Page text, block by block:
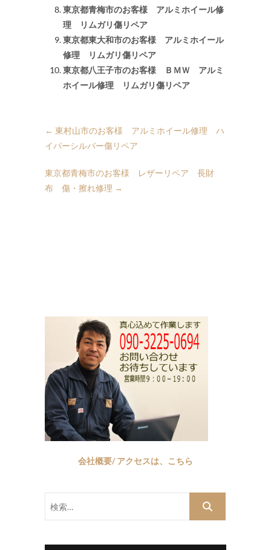
東京都青梅市のお客様 アルミホイール修
理 リムガリ傷リペア
東京都東大和市のお客様 アルミホイール
修理 リムガリ傷リペア
東京都八王子市のお客様 ＢＭＷ アルミ
ホイール修理 リムガリ傷リペア
← 東村山市のお客様 アルミホイール修理 ハ
イパーシルバー傷リペア
東京都青梅市のお客様 レザーリペア 長財
布 傷・擦れ修理 →
会社概要/ アクセスは、こちら